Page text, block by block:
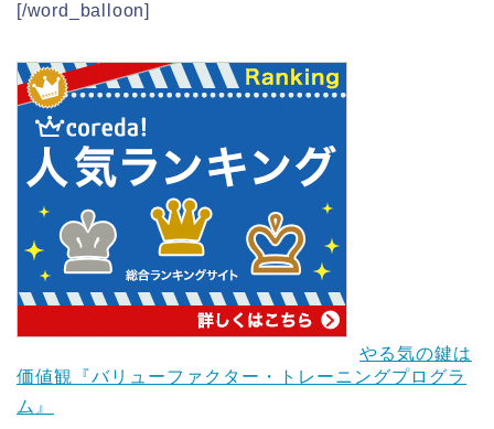
[/word_balloon]
やる気の鍵は
価値観『バリューファクター・トレーニングプログラ
ム』